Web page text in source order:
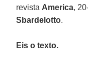
revista America,
Sbardelotto.
Eis o texto.